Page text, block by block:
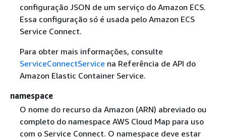
configuração JSON de um serviço do Amazon ECS.
Essa configuração só é usada pelo Amazon ECS
Service Connect.
Para obter mais informações, consulte
ServiceConnectService na Referência de API do
Amazon Elastic Container Service.
namespace
O nome do recurso da Amazon (ARN) abreviado ou
completo do namespace AWS Cloud Map para uso
com o Service Connect. O namespace deve estar